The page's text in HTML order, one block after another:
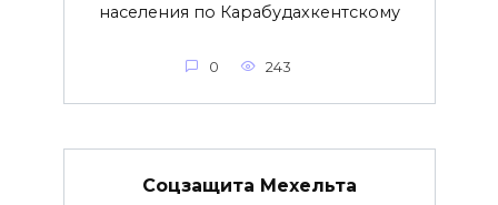
населения по Карабудахкентскому
0 243
Соцзащита Мехельта